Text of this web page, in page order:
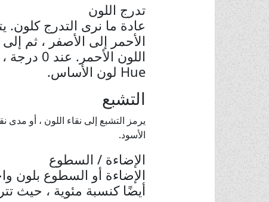
تدرج اللون
الأحمر إلى الأصفر ، ثم إلى
Hue لون الأساس.
التشبع
الأسود.
الإضاءة / السطوع
الإضاءة أو السطوع بلون
أيضًا كنسبة مئوية ، حيث تتراوح الأرقام من 0٪ إلى 100٪